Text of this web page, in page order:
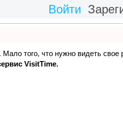
Войти
того, что нужно видеть
VisitTime.